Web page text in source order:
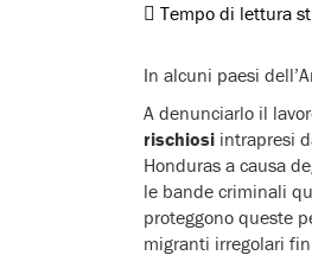
Tempo di lettura
In alcuni paesi
A denunciarlo il
rischiosi intrapresi
Honduras a causa
le bande criminali
proteggono queste
migranti irregolari